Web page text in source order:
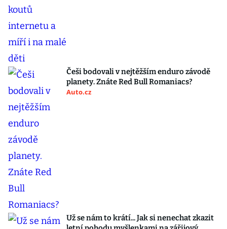
Češi bodovali v nejtěžším enduro závodě
planety. Znáte Red Bull Romaniacs?
Auto.cz
Už se nám to krátí... Jak si nenechat zkazit